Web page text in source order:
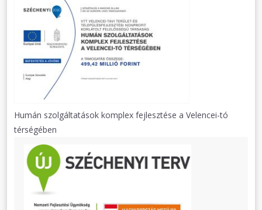
Humán szolgáltatások komplex fejlesztése a Velencei-tó
térségében